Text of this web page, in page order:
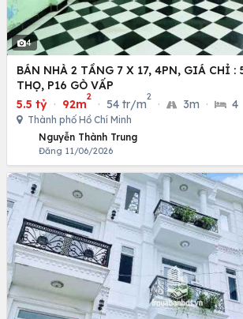
4
BÁN NHÀ 2 TẦNG 7 X 17, 4PN, GIÁ CHỈ :
THỌ, P16 GÒ VẤP
5.5 tỷ · 92m
2
· 54 tr/m
2
· 3m · 4
Thành phố Hồ Chí Minh
Nguyễn Thành Trung
Đăng 11/06/2026